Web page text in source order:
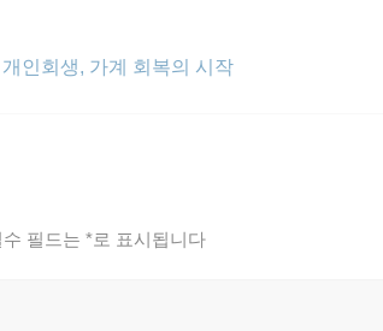
인회생, 가계 회복의 시작
수 필드는 *로 표시됩니다